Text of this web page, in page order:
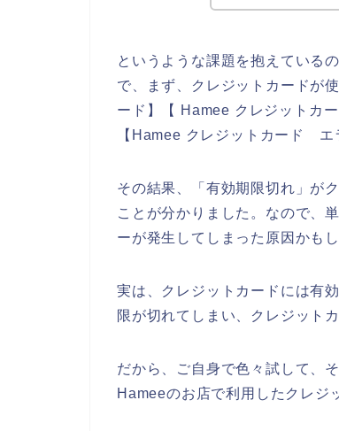
というような課題を抱えている
で、まず、クレジットカードが
ード】【 Hamee クレジットカ
【Hamee クレジットカード エ
その結果、「有効期限切れ」が
ことが分かりました。なので、
ーが発生してしまった原因かもし
実は、クレジットカードには有
限が切れてしまい、クレジット
だから、ご自身で色々試して、
Hameeのお店で利用したクレジ